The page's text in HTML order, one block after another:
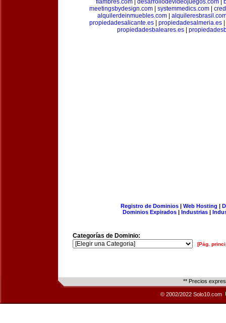
fiambres.com| desarrollodevideojuegos.com|
meetingsbydesign.com| systemmedics.com|
alquilerdeinmuebles.com|
propiedadesalicante.es| propiedadesalmeria.es|
propiedadesbaleares.es
Registro de Dominios| Web Hosting |
Dominios Expirados | Industrias |
Categorías de Dominio:
[Pág.
** Precios
© 2002/2022 Solo10.com